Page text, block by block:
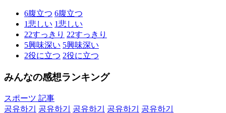
6腹立つ 6腹立つ
1悲しい 1悲しい
22すっきり 22すっきり
5興味深い 5興味深い
2役に立つ 2役に立つ
みんなの感想ランキング
スポーツ 記事
공유하기
공유하기 공유하기 공유하기
공유하기